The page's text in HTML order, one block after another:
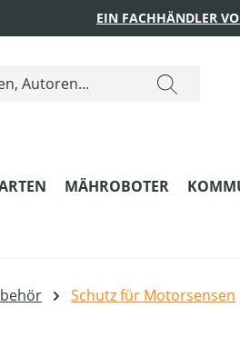
EIN FACHHÄNDLER
MÄHROBOTER
Schutz für Motorsensen